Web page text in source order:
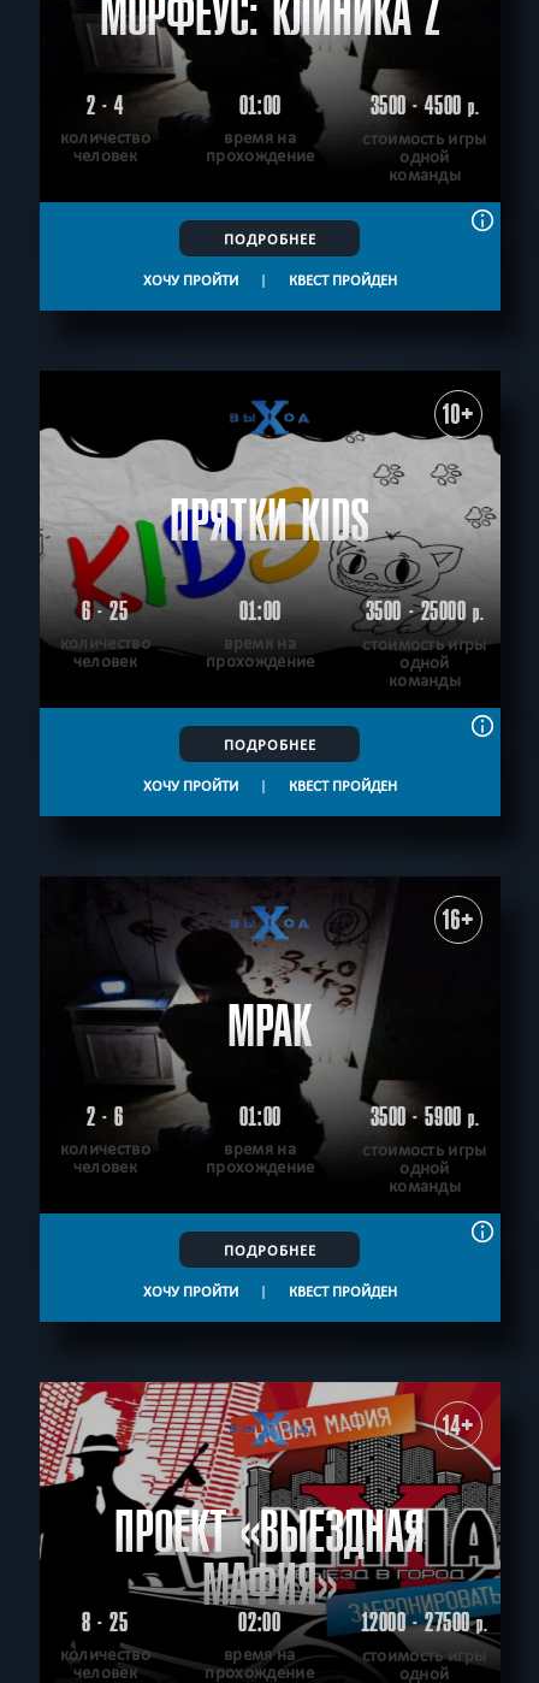
МОРФЕУС: КЛИНИКА Z
2 - 4
количество
человек
01:00
время на
прохождение
3500 - 4500р.
стоимость игры
одной
команды
ПОДРОБНЕЕ
ХОЧУ ПРОЙТИ | КВЕСТ ПРОЙДЕН
10+
ПРЯТКИ KIDS
6 - 25
количество
человек
01:00
время на
прохождение
3500 - 25000р.
стоимость игры
одной
команды
ПОДРОБНЕЕ
ХОЧУ ПРОЙТИ | КВЕСТ ПРОЙДЕН
16+
МРАК
2 - 6
количество
человек
01:00
время на
прохождение
3500 - 5900р.
стоимость игры
одной
команды
ПОДРОБНЕЕ
ХОЧУ ПРОЙТИ | КВЕСТ ПРОЙДЕН
14+
ПРОЕКТ «ВЫЕЗДНАЯ
МАФИЯ»
8 - 25
количество
человек
02:00
время на
прохождение
12000 - 27500р.
стоимость игры
одной